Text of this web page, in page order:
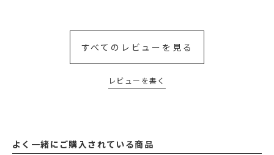
すべてのレビューを見る
レビューを書く
よく一緒にご購入されている商品